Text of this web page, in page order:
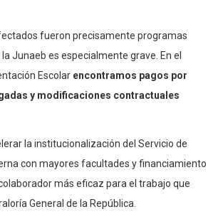
fueron precisamente programas
Junaeb es especialmente grave. En el
Escolar encontramos pagos por
y modificaciones contractuales
la institucionalización del Servicio de
con mayores facultades y financiamiento
más eficaz para el trabajo que
General de la República.